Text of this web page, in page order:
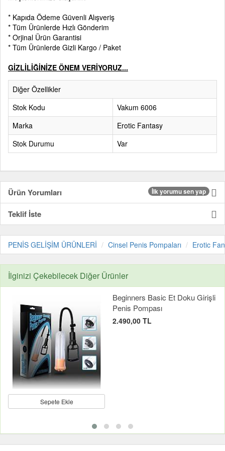
* Kapıda Ödeme Güvenli Alışveriş
* Tüm Ürünlerde Hızlı Gönderim
* Orjinal Ürün Garantisi
* Tüm Ürünlerde Gizli Kargo / Paket
GİZLİLİĞİNİZE ÖNEM VERİYORUZ...
Diğer Özellikler
Stok Kodu
Vakum 6006
Marka
Erotic Fantasy
Stok Durumu
Var
Ürün Yorumları İlk yorumu sen yap
Teklif İste
PENİS GELİŞİM ÜRÜNLERİ Cinsel Penis Pompaları Erotic
İlginizi Çekebilecek Diğer Ürünler
Sepete Ekle
Beginners Basic Et Doku Girişli
Penis Pompası
2.490,00 TL